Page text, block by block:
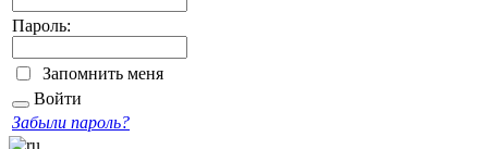
Пароль:
Запомнить меня
Войти
Забыли пароль?